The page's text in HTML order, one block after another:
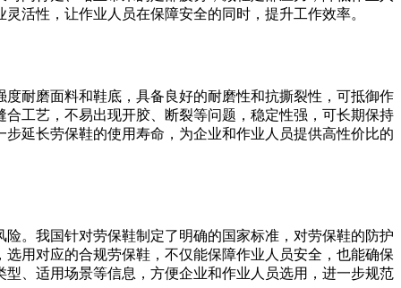
活性，让作业人员在保障安全的同时，提升工作效率。
耐磨面料和鞋底，具备良好的耐磨性和抗撕裂性，可抵御作
工艺，不易出现开胶、断裂等问题，稳定性强，可长期保持
延长劳保鞋的使用寿命，为企业和作业人员提供高性价比的
。我国针对劳保鞋制定了明确的国家标准，对劳保鞋的防护
用对应的合规劳保鞋，不仅能保障作业人员安全，也能确保
、适用场景等信息，方便企业和作业人员选用，进一步规范